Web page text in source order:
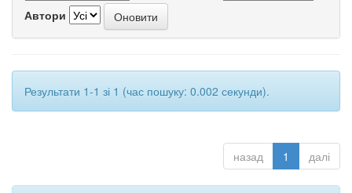
Автори
Результати 1-1 зі 1 (час пошуку: 0.002 секунди).
назад 1 далі